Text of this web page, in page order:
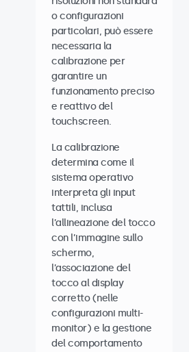
o configurazioni
particolari, può essere
necessaria la
calibrazione per
garantire un
funzionamento preciso
e reattivo del
touchscreen.
La calibrazione
determina come il
sistema operativo
interpreta gli input
tattili, inclusa
l’allineazione del tocco
con l’immagine sullo
schermo,
l’associazione del
tocco al display
corretto (nelle
configurazioni multi-
monitor) e la gestione
del comportamento